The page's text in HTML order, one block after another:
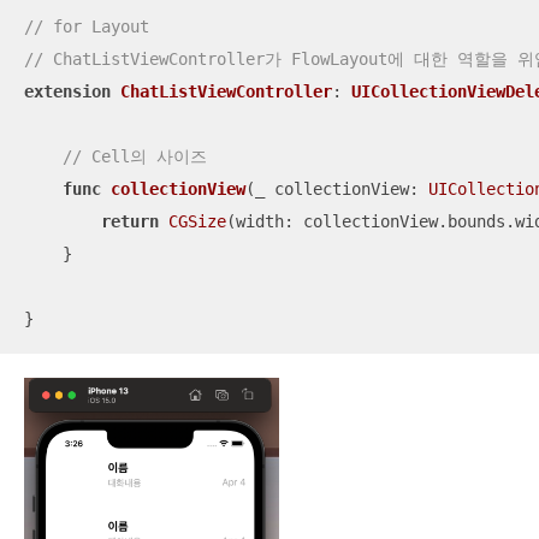
// for Layout
// ChatListViewController가 FlowLayout에 대한 역할을 위
extension ChatListViewController:
// Cell의 사이즈
func collectionView( collectionView:
return CGSize(width:
    }
}